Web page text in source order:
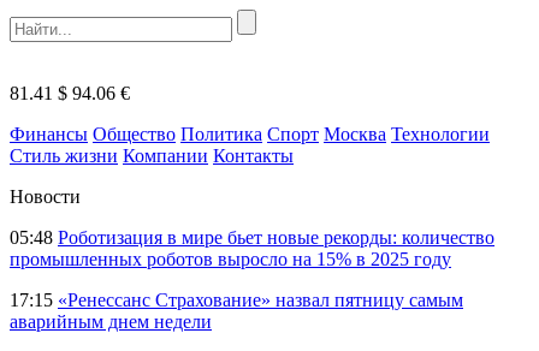
81.41 $ 94.06 €
Финансы Общество Политика Спорт Москва Технологии
Стиль жизни Компании Контакты
Новости
05:48 Роботизация в мире бьет новые рекорды: количество
промышленных роботов выросло на 15% в 2025 году
17:15 «Ренессанс Страхование» назвал пятницу самым
аварийным днем недели